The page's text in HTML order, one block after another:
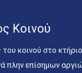
Κοινού
κοινού στο
πλην επίσημων